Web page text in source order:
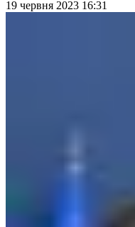
19 червня 2023 16:31